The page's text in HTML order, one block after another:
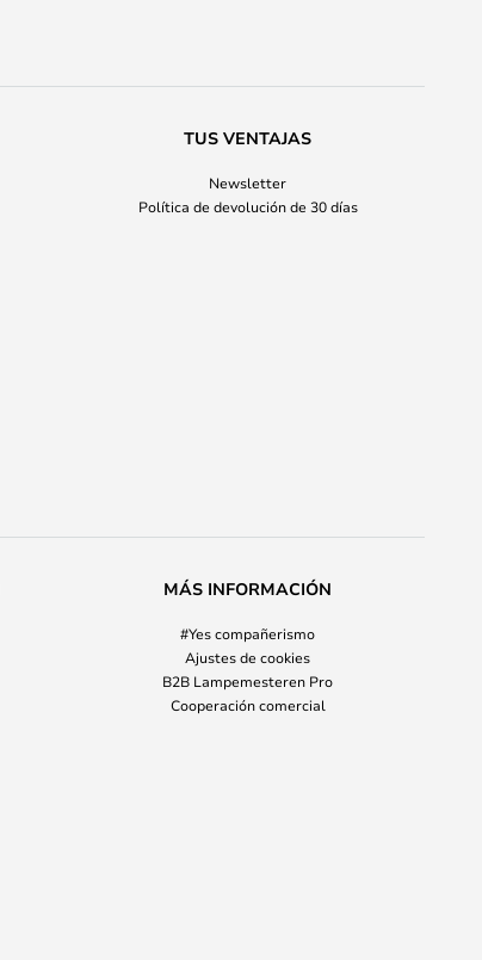
TUS VENTAJAS
Newsletter
Política de devolución de 30 días
MÁS INFORMACIÓN
#Yes compañerismo
Ajustes de cookies
B2B Lampemesteren Pro
Cooperación comercial